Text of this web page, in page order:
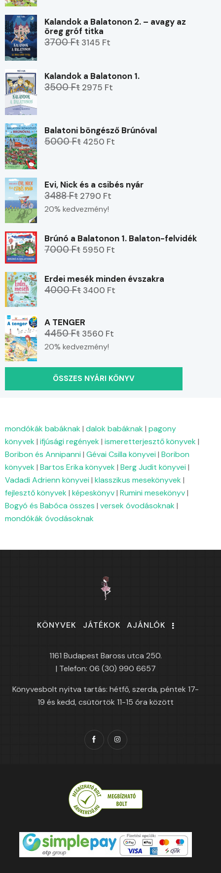
Kalandok a Balatonon 2. – avagy az
öreg gróf titka
3700 Ft 3145 Ft
Kalandok a Balatonon 1.
3500 Ft 2975 Ft
Balatoni böngésző Brúnóval
5000 Ft 4250 Ft
Evi, Nick és a csibés nyár
3488 Ft 2790 Ft
20% kedvezmény!
Brúnó a Balatonon 1. Balaton-felvidék
7000 Ft 5950 Ft
Erdei mesék minden évszakra
4000 Ft 3400 Ft
A TENGER
4450 Ft 3560 Ft
20% kedvezmény!
ÖSSZES NYÁRI KÖNYV
mondókák babáknak | dalok babáknak | pagony
könyvek | ifjúsági regények | ismeretterjesztő könyvek |
Boribon és Annipanni | Gévai Csilla könyvei | Boribon
könyvek | Bartos Erika könyvek | Berg Judit könyvei |
Vadadi Adrienn könyvei | klasszikus mesekönyvek |
fejlesztő könyvek | képeskönyv| Rumini mesekönyv|
Bogyó és Babóca összes | versek óvodásoknak |
mondókák óvodásoknak
KÖNYVEK JÁTÉKOK AJÁNLÓK
1161 Budapest Baross utca 250.
| Telefon: 06 (30) 990 6657
Könyvesbolt nyitva tartás: hétfő, szerda, péntek 17-
19 és kedd, csütörtök 11-15 óra között